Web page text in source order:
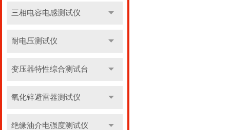
三相电容电感测试仪
耐电压测试仪
变压器特性综合测试台
氧化锌避雷器测试仪
绝缘油介电强度测试仪